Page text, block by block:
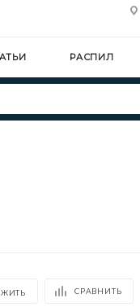
РАСПИЛ
СРАВНИТЬ